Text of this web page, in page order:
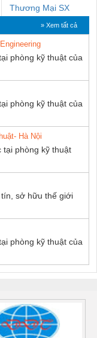
Thương Mại SX
» Xem tất cả
phòng kỹ thuật của
phòng kỹ thuật của
Hà Nội
tại phòng kỹ thuật
sở hữu thế giới
phòng kỹ thuật của